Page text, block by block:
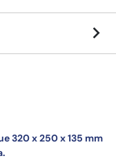
320 x 250 x 135 mm